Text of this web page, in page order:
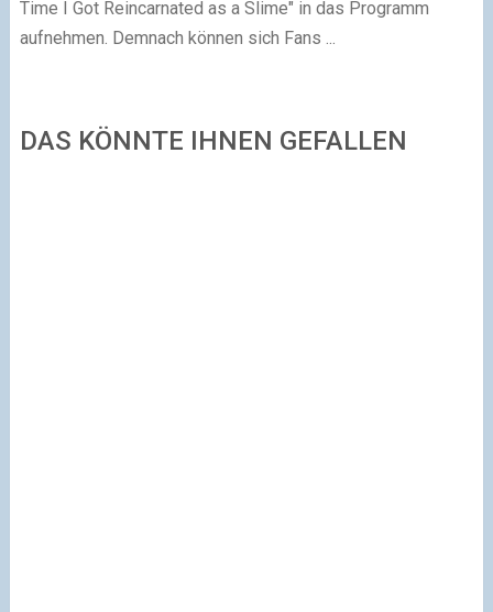
Time I Got Reincarnated as a Slime" in das Programm
aufnehmen. Demnach können sich Fans ...
DAS KÖNNTE IHNEN GEFALLEN